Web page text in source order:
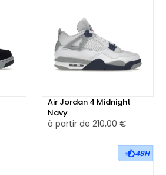
Air Jordan 4 Midnight
Navy
à partir de 210,00 €
48H